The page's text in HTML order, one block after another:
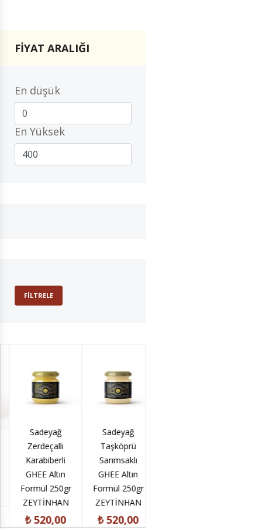
FİYAT ARALIĞI
En düşük
En Yüksek
FILTRELE
Sadeyağ
Zerdeçallı
Karabiberli
GHEE Altın
Formül 250gr
ZEYTİNHAN
₺ 520,00
Sadeyağ
Taşköprü
Sarımsaklı
GHEE Altın
Formül 250gr
ZEYTİNHAN
₺ 520,00